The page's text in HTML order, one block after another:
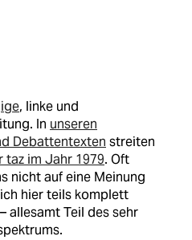
, linke und
In unseren
Debattentexten streiten
taz im Jahr 1979. Oft
nicht auf eine Meinung
hier teils komplett
allesamt Teil des sehr